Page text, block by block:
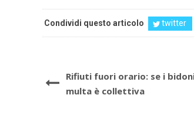
Condividi questo articolo twitter
Rifiuti fuori orario: se i
multa è collettiva